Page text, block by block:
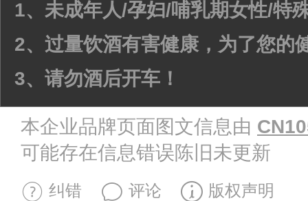
1、未成年人/孕妇/哺乳期女性/特
2、过量饮酒有害健康，为了您的
3、请勿酒后开车！
本企业品牌页面图文信息由
可能存在信息错误陈旧未更新
纠错 评论 版权声明